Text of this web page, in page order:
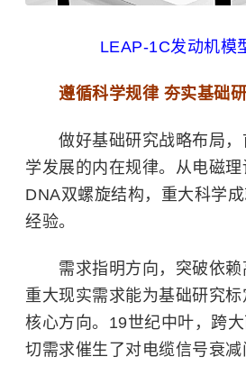
LEAP-1C发动机模
遵循科学规律 夯实基础研
做好基础研究战略布局，
学发展的内在规律。从电磁理
DNA双螺旋结构，重大科学
经验。
需求指明方向，突破依赖
重大现实需求能为基础研究标
核心方向。19世纪中叶，跨
切需求催生了对电缆信号衰